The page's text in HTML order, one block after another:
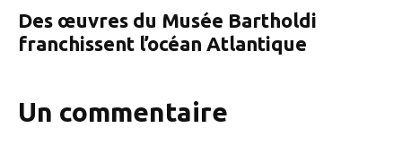
Des œuvres du Musée Bartholdi
franchissent l’océan Atlantique
Un commentaire